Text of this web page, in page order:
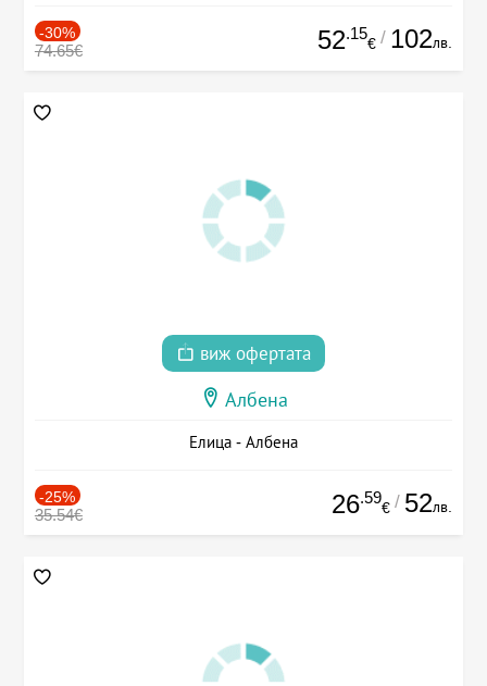
-30%
74.65€ 52.15
€ / 102лв.
виж офертата
Албена
Елица - Албена
-25%
35.54€ 26.59
€ / 52лв.